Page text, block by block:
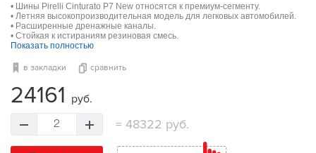
• Шины Pirelli Cinturato P7 New относятся к премиум-сегменту.
• Летняя высокопроизводительная модель для легковых автомобилей.
• Расширенные дренажные каналы.
• Стойкая к истираниям резиновая смесь.
Показать полностью
в закладки сравнить
24161 руб.
2 =48322 руб.